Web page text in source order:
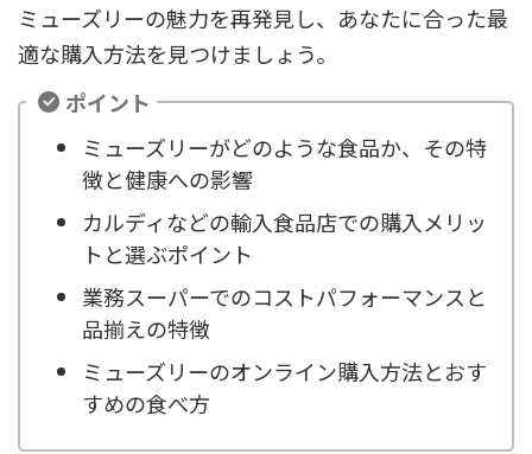
ミューズリーの魅力を再発見し、あなたに合った最
適な購入方法を見つけましょう。
ポイント
ミューズリーがどのような食品か、その特
徴と健康への影響
カルディなどの輸入食品店での購入メリッ
トと選ぶポイント
業務スーパーでのコストパフォーマンスと
品揃えの特徴
ミューズリーのオンライン購入方法とおす
すめの食べ方